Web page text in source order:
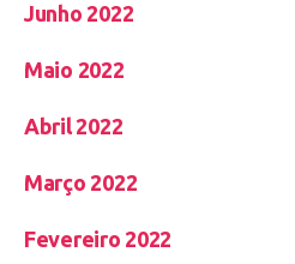
Junho 2022
Maio 2022
Abril 2022
Março 2022
Fevereiro 2022